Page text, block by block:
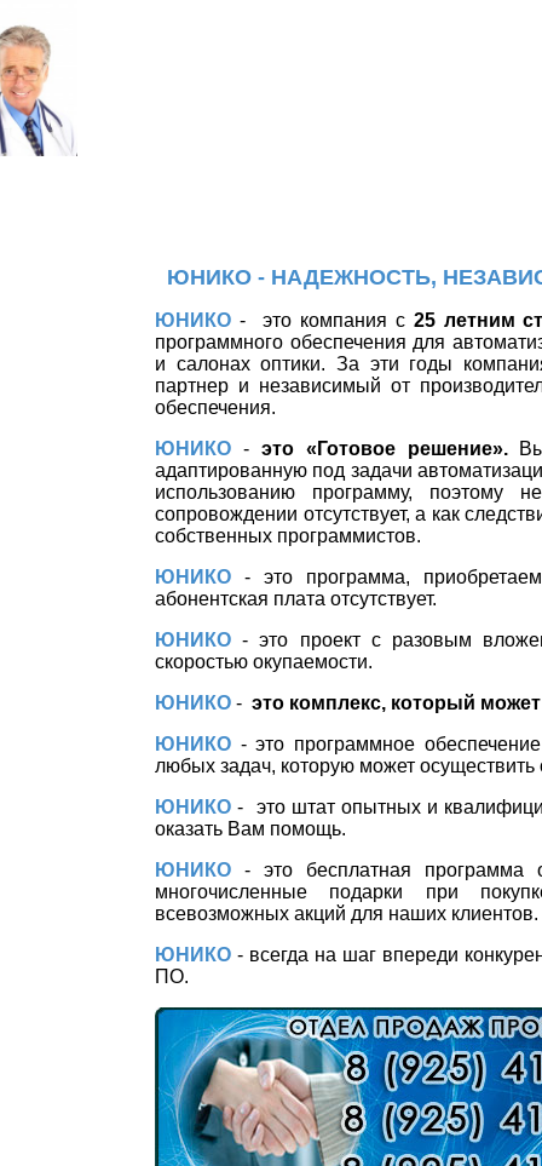
ЮНИКО - НАДЕЖНОСТЬ,
ЮНИКО - это компания с 25 летним
программного обеспечения для
и салонах оптики. За эти годы
партнер и независимый от
обеспечения.
ЮНИКО - это «Готовое решение».
адаптированную под задачи
использованию программу, поэтому
сопровождении отсутствует, а как
собственных программистов.
ЮНИКО - это программа,
абонентская плата отсутствует.
ЮНИКО - это проект с разовым
скоростью окупаемости.
ЮНИКО - это комплекс, который
ЮНИКО - это программное
любых задач, которую может
ЮНИКО -
это штат опытных и
оказать Вам помощь.
ЮНИКО - это бесплатная программа
многочисленные подарки при
всевозможных акций для наших клиентов.
ЮНИКО - всегда на шаг впереди
ПО.